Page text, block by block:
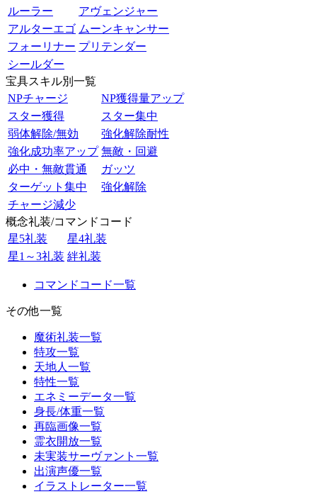
ルーラー
アヴェンジャー
アルターエゴ ムーンキャンサー
フォーリナー プリテンダー
シールダー
宝具スキル別一覧
NPチャージ
NP獲得量アップ
スター獲得
スター集中
弱体解除/無効
強化解除耐性
強化成功率アップ 無敵・回避
必中・無敵貫通
ガッツ
ターゲット集中
強化解除
チャージ減少
概念礼装/コマンドコード
星5礼装
星4礼装
星1～3礼装 絆礼装
コマンドコード一覧
その他一覧
魔術礼装一覧
特攻一覧
天地人一覧
特性一覧
エネミーデータ一覧
身長/体重一覧
再臨画像一覧
霊衣開放一覧
未実装サーヴァント一覧
出演声優一覧
イラストレーター一覧